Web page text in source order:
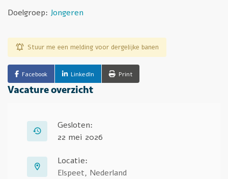
Doelgroep: Jongeren
Stuur me een melding voor dergelijke banen
Facebook LinkedIn Print
Vacature overzicht
Gesloten:
22 mei 2026
Locatie:
Elspeet, Nederland